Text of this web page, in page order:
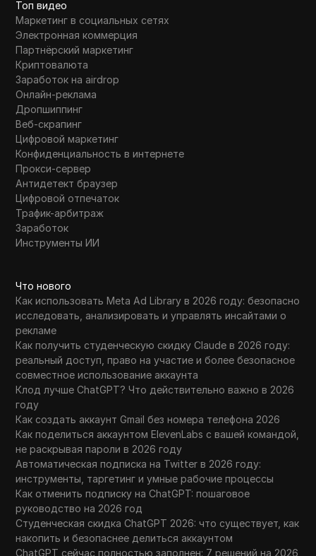
Топ видео
Маркетинг в социальных сетях
Электронная коммерция
Партнёрский маркетинг
Криптовалюта
Заработок на airdrop
Онлайн-реклама
Дропшиппинг
Веб-скрапинг
Цифровой маркетинг
Конфиденциальность в интернете
Прокси-сервер
Антидетект браузер
Цифровой отпечаток
Трафик-арбитраж
Заработок
Инструменты ИИ
Что нового
Как использовать Meta Ad Library в 2026 году: безопасно
исследовать, анализировать и управлять инсайтами о
рекламе
Как получить студенческую скидку Claude в 2026 году:
реальный доступ, право на участие и более безопасное
совместное использование аккаунта
Клод лучше ChatGPT? Что действительно важно в 2026
году
Как создать аккаунт Gmail без номера телефона 2026
Как поделиться аккаунтом ElevenLabs с вашей командой,
не раскрывая пароли в 2026 году
Автоматическая подписка на Twitter в 2026 году:
инструменты, таргетинг и умные рабочие процессы
Как отменить подписку на ChatGPT: пошаговое
руководство на 2026 год
Студенческая скидка ChatGPT 2026: что существует, как
накопить и безопаснее делиться аккаунтом
ChatGPT сейчас полностью заполнен: 7 решений на 2026